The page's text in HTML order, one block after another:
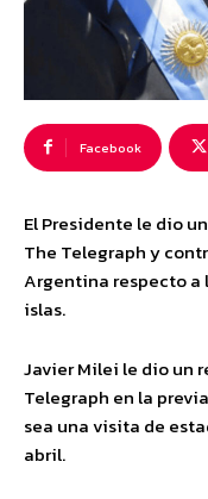
Facebook
El Presidente le dio
The Telegraph y
Argentina respecto a
islas.
Javier Milei le dio un
Telegraph en la
sea una visita de
abril.